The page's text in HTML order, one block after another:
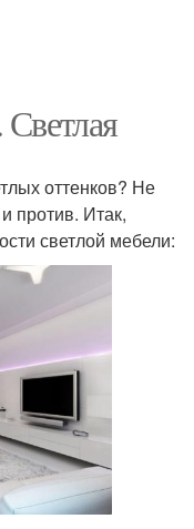
оттенков? Не
против. Итак,
светлой мебели: